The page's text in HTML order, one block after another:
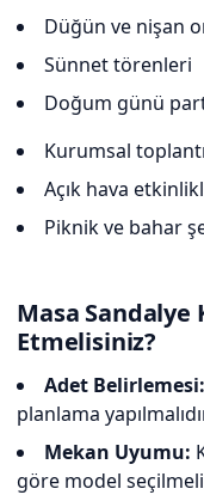
Düğün ve nişan
Sünnet törenleri
Doğum günü
Kurumsal
Açık hava
Piknik ve bahar
Masa
Etmelisiniz?
Adet Belirlemesi:
planlama
Mekan Uyumu:
göre model